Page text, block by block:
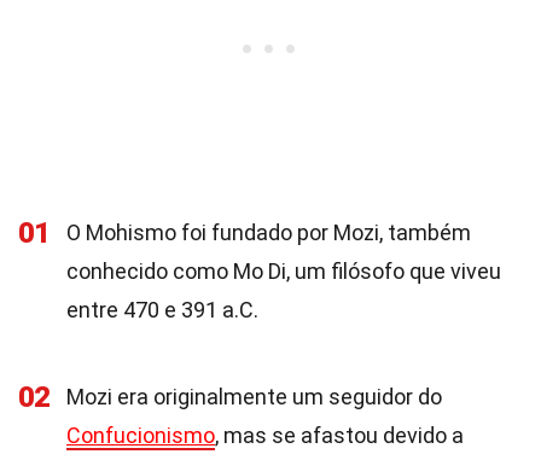
01
O Mohismo foi fundado por Mozi, também
conhecido como Mo Di, um filósofo que viveu
entre 470 e 391 a.C.
02
Mozi era originalmente um seguidor do
Confucionismo, mas se afastou devido a